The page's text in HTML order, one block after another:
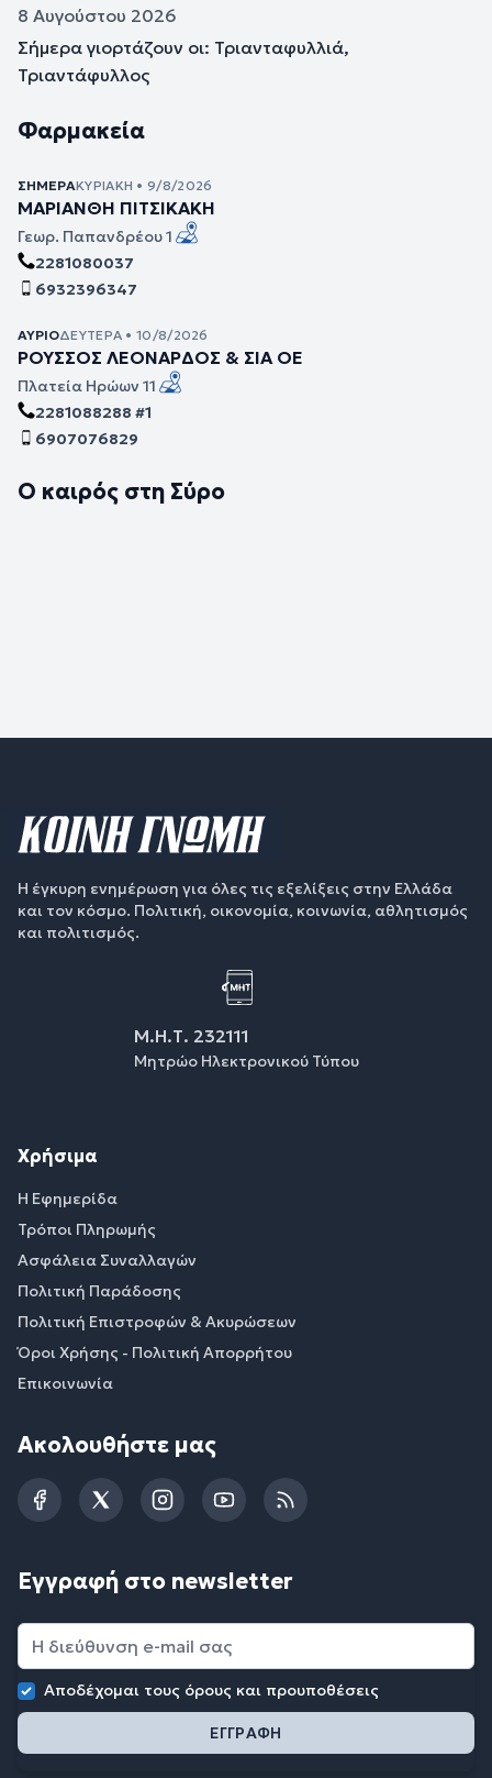
8 Αυγούστου 2026
Σήμερα γιορτάζουν οι: Τριανταφυλλιά,
Τριαντάφυλλος
Φαρμακεία
ΣΉΜΕΡΑΚΥΡΙΑΚΉ • 9/8/2026
ΜΑΡΙΑΝΘΗ ΠΙΤΣΙΚΑΚΗ
Γεωρ. Παπανδρέου 1
2281080037
6932396347
ΑΎΡΙΟΔΕΥΤΈΡΑ • 10/8/2026
ΡΟΥΣΣΟΣ ΛΕΟΝΑΡΔΟΣ & ΣΙΑ ΟΕ
Πλατεία Ηρώων 11
2281088288 #1
6907076829
Ο καιρός στη Σύρο
Η έγκυρη ενημέρωση για όλες τις εξελίξεις στην Ελλάδα
και τον κόσμο. Πολιτική, οικονομία, κοινωνία, αθλητισμός
και πολιτισμός.
Μ.Η.Τ. 232111
Μητρώο Ηλεκτρονικού Τύπου
Χρήσιμα
Η Εφημερίδα
Τρόποι Πληρωμής
Ασφάλεια Συναλλαγών
Πολιτική Παράδοσης
Πολιτική Επιστροφών & Ακυρώσεων
Όροι Χρήσης - Πολιτική Απορρήτου
Επικοινωνία
Ακολουθήστε μας
FacebookTwitterInstagramYouTubeRSS
Εγγραφή στο newsletter
Αποδέχομαι τους όρους και προυποθέσεις